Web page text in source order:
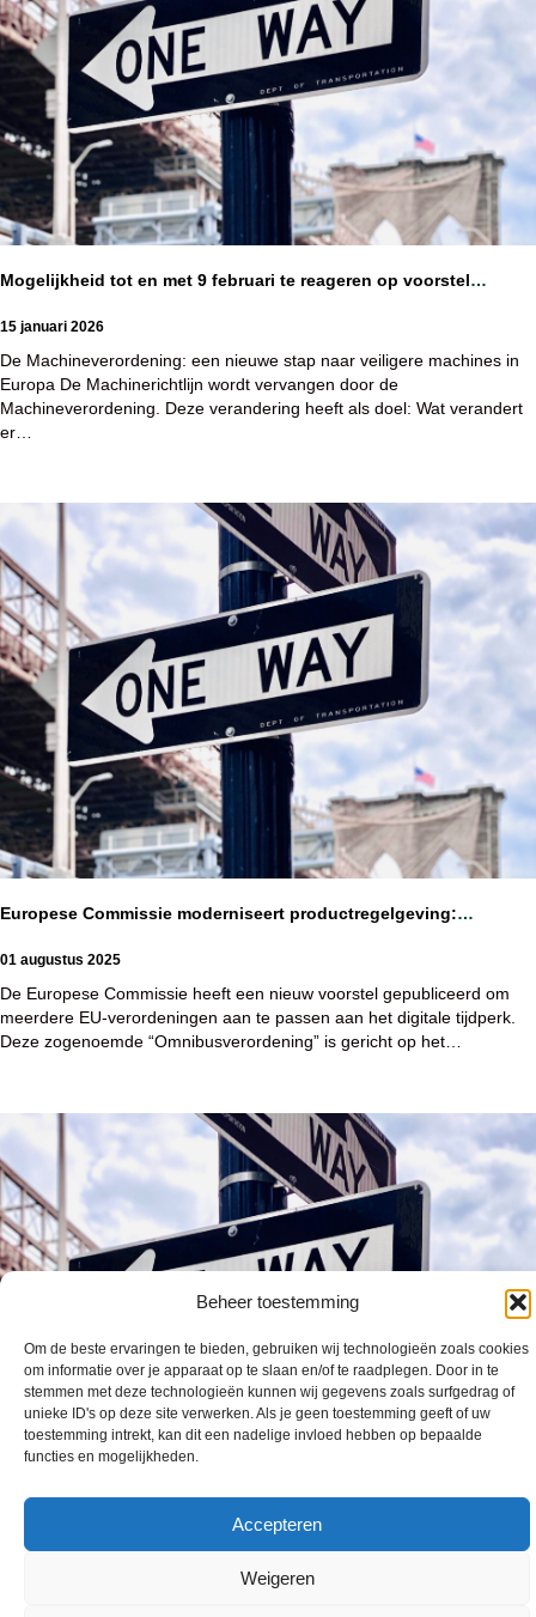
Beheer toestemming
Om de beste ervaringen te bieden, gebruiken wij technologieën zoals cookies
om informatie over je apparaat op te slaan en/of te raadplegen. Door in te
stemmen met deze technologieën kunnen wij gegevens zoals surfgedrag of
unieke ID's op deze site verwerken. Als je geen toestemming geeft of uw
toestemming intrekt, kan dit een nadelige invloed hebben op bepaalde
functies en mogelijkheden.
Accepteren
Weigeren
Mogelijkheid tot en met 9 februari te reageren op voorstel
15 januari 2026
De Machineverordening: een nieuwe stap naar veiligere machines in
Europa De Machinerichtlijn wordt vervangen door de
Machineverordening. Deze verandering heeft als doel: Wat verandert
er…
Europese Commissie moderniseert productregelgeving:
01 augustus 2025
De Europese Commissie heeft een nieuw voorstel gepubliceerd om
meerdere EU-verordeningen aan te passen aan het digitale tijdperk.
Deze zogenoemde “Omnibusverordening” is gericht op het…
Overzicht van de geïdentificeerde normen in de GAP-Analyse